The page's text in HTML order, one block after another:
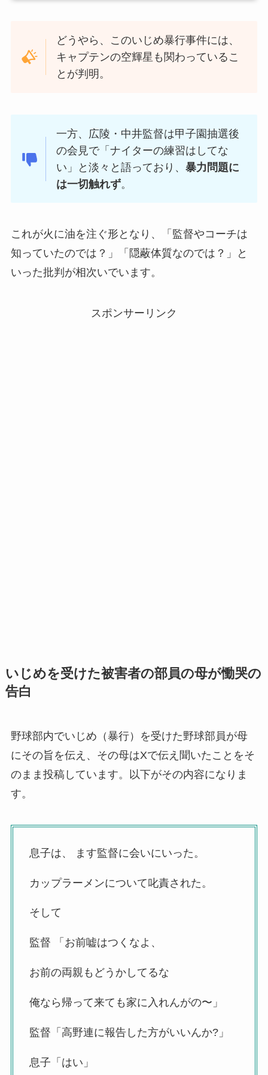
どうやら、このいじめ暴行事件には、
キャプテンの空輝星も関わっているこ
とが判明。
一方、広陵・中井監督は甲子園抽選後
の会見で「ナイターの練習はしてな
い」と淡々と語っており、暴力問題に
は一切触れず。
これが火に油を注ぐ形となり、「監督やコーチは
知っていたのでは？」「隠蔽体質なのでは？」と
いった批判が相次いでいます。
スポンサーリンク
いじめを受けた被害者の部員の母が慟哭の
告白
野球部内でいじめ（暴行）を受けた野球部員が母
にその旨を伝え、その母はXで伝え聞いたことをそ
のまま投稿しています。以下がその内容になりま
す。
息子は、 ます監督に会いにいった。
カップラーメンについて叱責された。
そして
監督 「お前嘘はつくなよ、
お前の両親もどうかしてるな
俺なら帰って来ても家に入れんがの〜」
監督「高野連に報告した方がいいんか?」
息子「はい」